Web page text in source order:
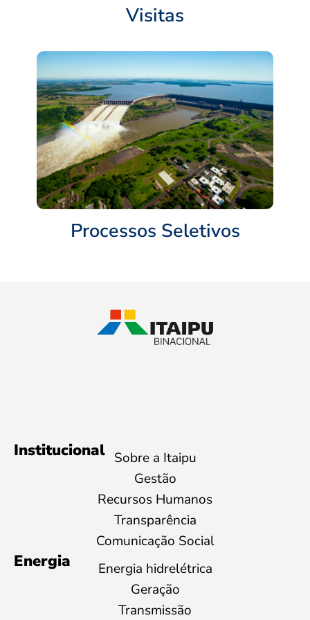
Visitas
Processos Seletivos
Institucional Sobre a Itaipu
Gestão
Recursos Humanos
Transparência
Comunicação Social
Energia
Energia hidrelétrica
Geração
Transmissão